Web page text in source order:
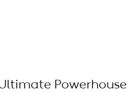
Powerhouse